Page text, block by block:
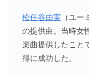
松任谷由実 （ユ
の提供曲。当時女
楽曲提供したこと
得に成功した。